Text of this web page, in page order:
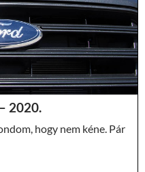
2020.
hogy nem kéne. Pár